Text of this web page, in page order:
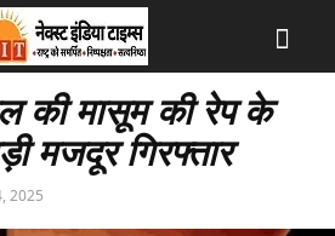
की मासूम की रेप के
मजदूर गिरफ्तार
2025